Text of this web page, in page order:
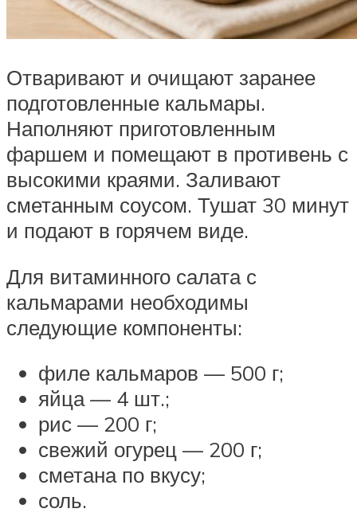
Отваривают и очищают заранее
подготовленные кальмары.
Наполняют приготовленным
фаршем и помещают в противень с
высокими краями. Заливают
сметанным соусом. Тушат 30 минут
и подают в горячем виде.
Для витаминного салата с
кальмарами необходимы
следующие компоненты:
филе кальмаров — 500 г;
яйца — 4 шт.;
рис — 200 г;
свежий огурец — 200 г;
сметана по вкусу;
соль.